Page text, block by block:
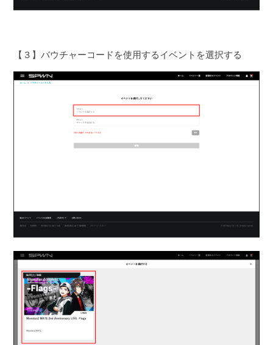
【３】バウチャーコードを使用するイベントを選択する